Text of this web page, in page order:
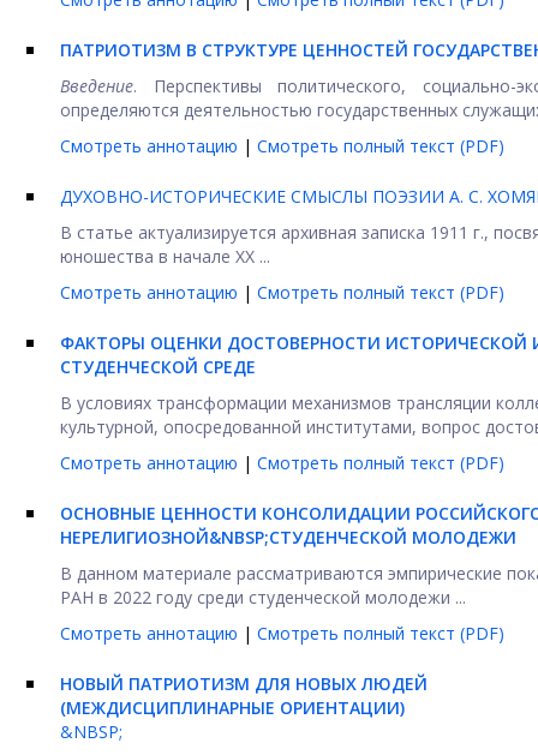
ПАТРИОТИЗМ В СТРУКТУРЕ ЦЕННОСТЕЙ
Введение. Перспективы политического,
определяются деятельностью государственных
Смотреть аннотацию | Смотреть полный текст (PDF)
ДУХОВНО-ИСТОРИЧЕСКИЕ СМЫСЛЫ ПОЭЗИИ А. С.
В статье актуализируется архивная записка 1911 г.,
юношества в начале ХХ ...
Смотреть аннотацию | Смотреть полный текст (PDF)
ФАКТОРЫ ОЦЕНКИ ДОСТОВЕРНОСТИ ИСТОРИЧЕСКОЙ
СТУДЕНЧЕСКОЙ СРЕДЕ
В условиях трансформации механизмов трансляции
культурной, опосредованной институтами, вопрос
Смотреть аннотацию | Смотреть полный текст (PDF)
ОСНОВНЫЕ ЦЕННОСТИ КОНСОЛИДАЦИИ РОССИЙСКОГО
НЕРЕЛИГИОЗНОЙ&NBSP;СТУДЕНЧЕСКОЙ МОЛОДЕЖИ
В данном материале рассматриваются эмпирические
РАН в 2022 году среди студенческой молодежи ...
Смотреть аннотацию | Смотреть полный текст (PDF)
НОВЫЙ ПАТРИОТИЗМ ДЛЯ НОВЫХ ЛЮДЕЙ
(МЕЖДИСЦИПЛИНАРНЫЕ ОРИЕНТАЦИИ)
&NBSP;